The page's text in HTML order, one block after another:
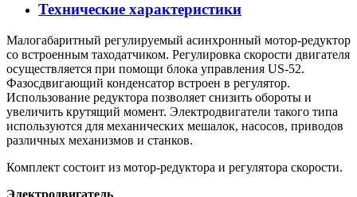
Технические характеристики
Малогабаритный регулируемый асинхронный мотор-редуктор
со встроенным таходатчиком. Регулировка скорости двигателя
осуществляется при помощи блока управления US-52.
Фазосдвигающий конденсатор встроен в регулятор.
Использование редуктора позволяет снизить обороты и
увеличить крутящий момент. Электродвигатели такого типа
используются для механических мешалок, насосов, приводов
различных механизмов и станков.
Комплект состоит из мотор-редуктора и регулятора скорости.
Электродвигатель